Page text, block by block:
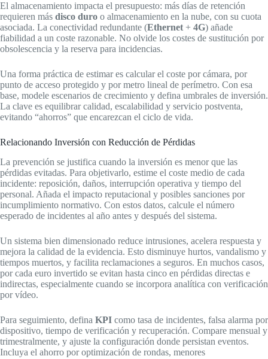
El almacenamiento impacta el presupuesto: más días de retención
requieren más disco duro o almacenamiento en la nube, con su cuota
asociada. La conectividad redundante (Ethernet + 4G) añade
fiabilidad a un coste razonable. No olvide los costes de sustitución por
obsolescencia y la reserva para incidencias.
Una forma práctica de estimar es calcular el coste por cámara, por
punto de acceso protegido y por metro lineal de perímetro. Con esa
base, modele escenarios de crecimiento y defina umbrales de inversión.
La clave es equilibrar calidad, escalabilidad y servicio postventa,
evitando “ahorros” que encarezcan el ciclo de vida.
Relacionando Inversión con Reducción de Pérdidas
La prevención se justifica cuando la inversión es menor que las
pérdidas evitadas. Para objetivarlo, estime el coste medio de cada
incidente: reposición, daños, interrupción operativa y tiempo del
personal. Añada el impacto reputacional y posibles sanciones por
incumplimiento normativo. Con estos datos, calcule el número
esperado de incidentes al año antes y después del sistema.
Un sistema bien dimensionado reduce intrusiones, acelera respuesta y
mejora la calidad de la evidencia. Esto disminuye hurtos, vandalismo y
tiempos muertos, y facilita reclamaciones a seguros. En muchos casos,
por cada euro invertido se evitan hasta cinco en pérdidas directas e
indirectas, especialmente cuando se incorpora analítica con verificación
por vídeo.
Para seguimiento, defina KPI como tasa de incidentes, falsa alarma por
dispositivo, tiempo de verificación y recuperación. Compare mensual y
trimestralmente, y ajuste la configuración donde persistan eventos.
Incluya el ahorro por optimización de rondas, menores